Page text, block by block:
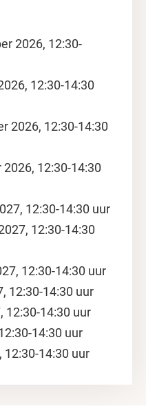
2026, 12:30-
12:30-14:30
2026, 12:30-14:30
12:30-14:30
12:30-14:30 uur
12:30-14:30
12:30-14:30 uur
12:30-14:30 uur
12:30-14:30 uur
14:30 uur
12:30-14:30 uur